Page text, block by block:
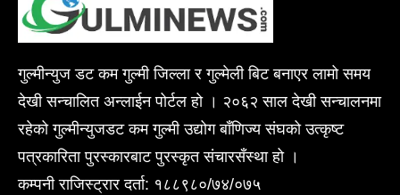
गुल्मीन्युज डट कम गुल्मी जिल्ला र गुल्मेली बिट बनाएर लामो समय
देखी सन्चालित अन्लाईन पोर्टल हो । २०६२ साल देखी सन्चालनमा
रहेको गुल्मीन्युजडट कम गुल्मी उद्योग बाँणिज्य संघको उत्कृष्ट
पत्रकारिता पुरस्कारबाट पुरस्कृत संचारसँस्था हो ।
कम्पनी राजिस्ट्रार दर्ता: १८८९८०/७४/०७५